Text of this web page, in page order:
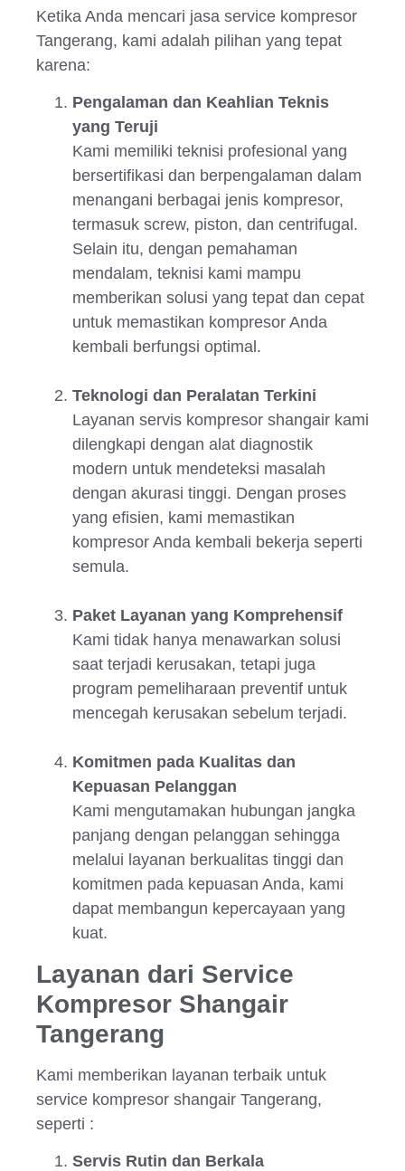
Ketika Anda mencari jasa service kompresor
Tangerang, kami adalah pilihan yang tepat
karena:
Pengalaman dan Keahlian Teknis
yang Teruji
Kami memiliki teknisi profesional yang
bersertifikasi dan berpengalaman dalam
menangani berbagai jenis kompresor,
termasuk screw, piston, dan centrifugal.
Selain itu, dengan pemahaman
mendalam, teknisi kami mampu
memberikan solusi yang tepat dan cepat
untuk memastikan kompresor Anda
kembali berfungsi optimal.
Teknologi dan Peralatan Terkini
Layanan servis kompresor shangair kami
dilengkapi dengan alat diagnostik
modern untuk mendeteksi masalah
dengan akurasi tinggi. Dengan proses
yang efisien, kami memastikan
kompresor Anda kembali bekerja seperti
semula.
Paket Layanan yang Komprehensif
Kami tidak hanya menawarkan solusi
saat terjadi kerusakan, tetapi juga
program pemeliharaan preventif untuk
mencegah kerusakan sebelum terjadi.
Komitmen pada Kualitas dan
Kepuasan Pelanggan
Kami mengutamakan hubungan jangka
panjang dengan pelanggan sehingga
melalui layanan berkualitas tinggi dan
komitmen pada kepuasan Anda, kami
dapat membangun kepercayaan yang
kuat.
Layanan dari Service
Kompresor Shangair
Tangerang
Kami memberikan layanan terbaik untuk
service kompresor shangair Tangerang,
seperti :
Servis Rutin dan Berkala